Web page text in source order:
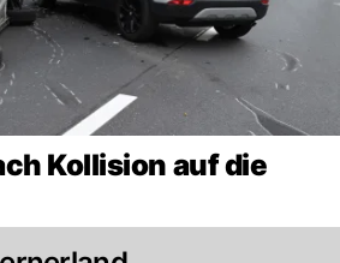
Kollision auf die